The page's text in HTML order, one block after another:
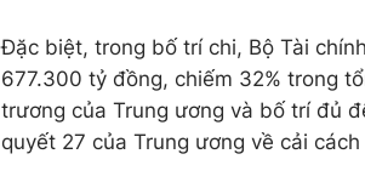
Đặc biệt, trong bố trí chi, Bộ Tài
677.300 tỷ đồng, chiếm 32% trong
trương của Trung ương và bố trí đủ
quyết 27 của Trung ương về cải